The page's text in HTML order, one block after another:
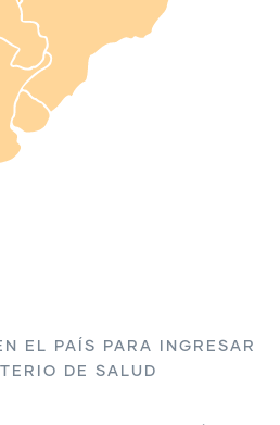
EL PAÍS PARA INGRESAR
DE SALUD